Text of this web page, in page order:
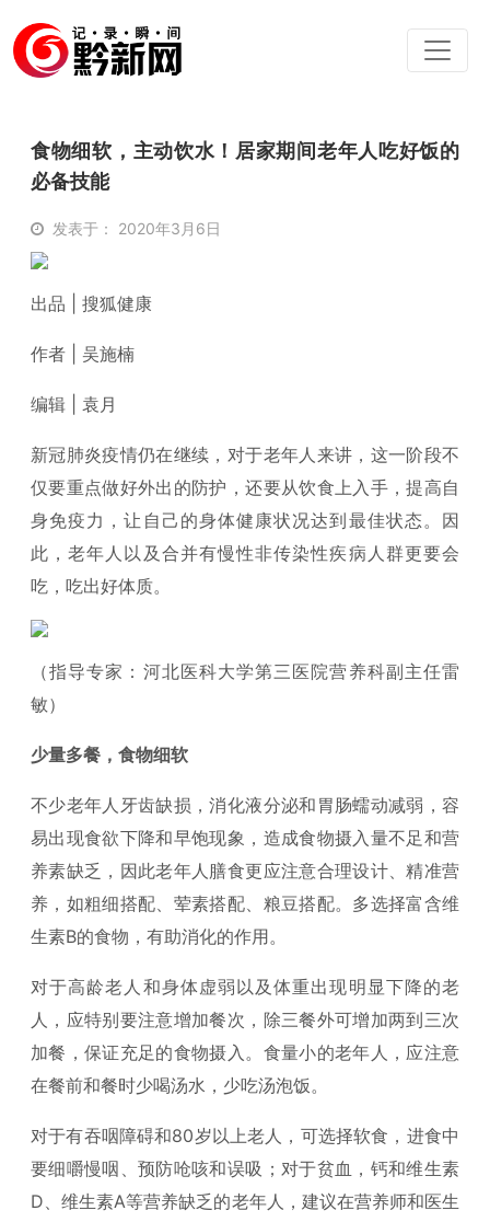
食物细软，主动饮水！居家期间老年人吃好饭的
必备技能
发表于： 2020年3月6日
出品 | 搜狐健康
作者 | 吴施楠
编辑 | 袁月
新冠肺炎疫情仍在继续，对于老年人来讲，这一阶段不
仅要重点做好外出的防护，还要从饮食上入手，提高自
身免疫力，让自己的身体健康状况达到最佳状态。因
此，老年人以及合并有慢性非传染性疾病人群更要会
吃，吃出好体质。
（指导专家：河北医科大学第三医院营养科副主任雷
敏）
少量多餐，食物细软
不少老年人牙齿缺损，消化液分泌和胃肠蠕动减弱，容
易出现食欲下降和早饱现象，造成食物摄入量不足和营
养素缺乏，因此老年人膳食更应注意合理设计、精准营
养，如粗细搭配、荤素搭配、粮豆搭配。多选择富含维
生素B的食物，有助消化的作用。
对于高龄老人和身体虚弱以及体重出现明显下降的老
人，应特别要注意增加餐次，除三餐外可增加两到三次
加餐，保证充足的食物摄入。食量小的老年人，应注意
在餐前和餐时少喝汤水，少吃汤泡饭。
对于有吞咽障碍和80岁以上老人，可选择软食，进食中
要细嚼慢咽、预防呛咳和误吸；对于贫血，钙和维生素
D、维生素A等营养缺乏的老年人，建议在营养师和医生